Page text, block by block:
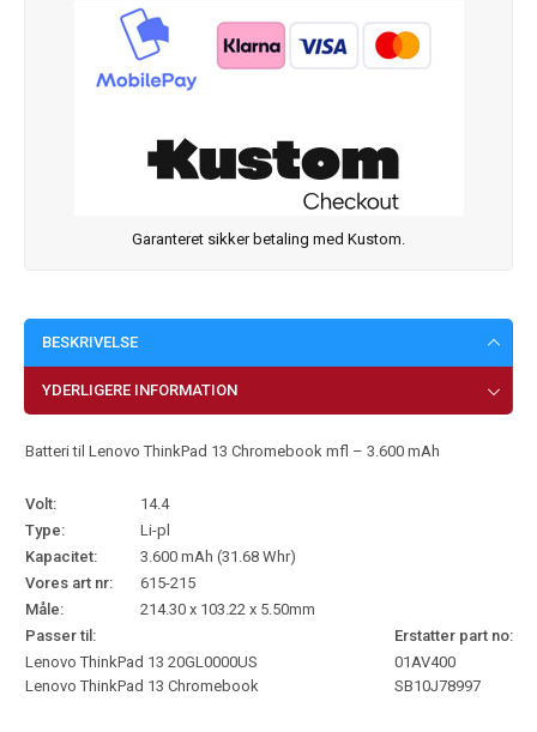
Garanteret sikker betaling med Kustom.
BESKRIVELSE
YDERLIGERE INFORMATION
Batteri til Lenovo ThinkPad 13 Chromebook mfl – 3.600 mAh
Volt:
14.4
Type:
Li-pl
Kapacitet:
3.600 mAh (31.68 Whr)
Vores art nr:
615-215
Måle:
214.30 x 103.22 x 5.50mm
Passer til:
Erstatter part no:
Lenovo ThinkPad 13 20GL0000US
Lenovo ThinkPad 13 Chromebook
01AV400
SB10J78997